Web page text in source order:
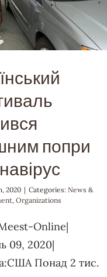
Organizations
попри
2020 | Categories: News &
, Organizations
Online|
09, 2020|
Понад 2 тис.